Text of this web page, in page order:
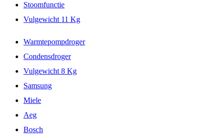
Stoomfunctie
Vulgewicht 11 Kg
Warmtepompdroger
Condensdroger
Vulgewicht 8 Kg
Samsung
Miele
Aeg
Bosch